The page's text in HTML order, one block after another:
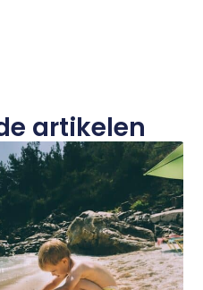
artikelen